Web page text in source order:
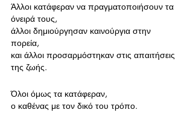
Άλλοι κατάφεραν να πραγματοποιήσουν τα
όνειρά τους,
άλλοι δημιούργησαν καινούργια στην
πορεία,
και άλλοι προσαρμόστηκαν στις απαιτήσεις
της ζωής.
Όλοι όμως τα κατάφεραν,
ο καθένας με τον δικό του τρόπο.